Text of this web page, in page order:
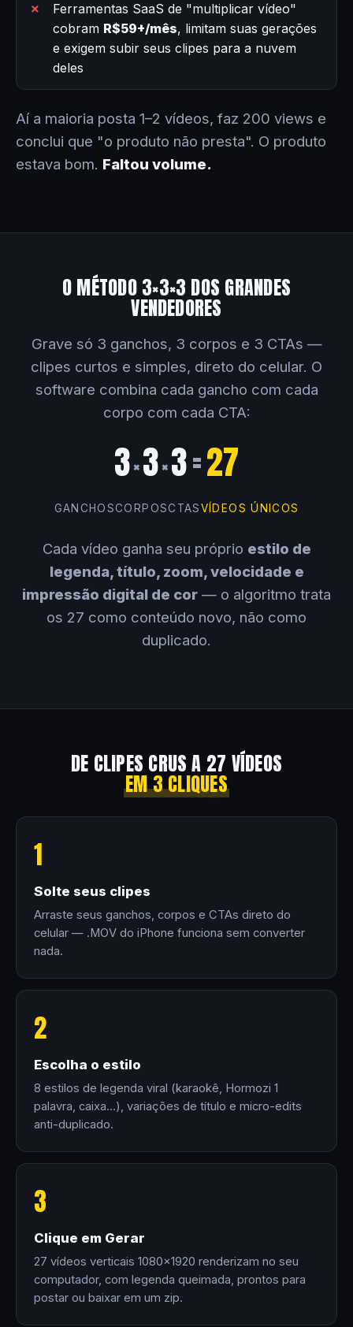
Ferramentas SaaS de "multiplicar vídeo"
cobram R$59+/mês, limitam suas gerações
e exigem subir seus clipes para a nuvem
deles
Aí a maioria posta 1–2 vídeos, faz 200 views e
conclui que "o produto não presta". O produto
estava bom. Faltou volume.
O MÉTODO 3×3×3 DOS GRANDES
VENDEDORES
Grave só 3 ganchos, 3 corpos e 3 CTAs —
clipes curtos e simples, direto do celular. O
software combina cada gancho com cada
corpo com cada CTA:
3×3×3=27
GANCHOSCORPOSCTASVÍDEOS ÚNICOS
Cada vídeo ganha seu próprio estilo de
legenda, título, zoom, velocidade e
impressão digital de cor — o algoritmo trata
os 27 como conteúdo novo, não como
duplicado.
DE CLIPES CRUS A 27 VÍDEOS
EM 3 CLIQUES
1
Solte seus clipes
Arraste seus ganchos, corpos e CTAs direto do
celular — .MOV do iPhone funciona sem converter
nada.
2
Escolha o estilo
8 estilos de legenda viral (karaokê, Hormozi 1
palavra, caixa…), variações de título e micro-edits
anti-duplicado.
3
Clique em Gerar
27 vídeos verticais 1080×1920 renderizam no seu
computador, com legenda queimada, prontos para
postar ou baixar em um zip.